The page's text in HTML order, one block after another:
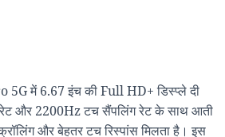
में 6.67 इंच की Full HD+ डिस्प्ले दी
और 2200Hz टच सैंपलिंग रेट के साथ आती
और बेहतर टच रिस्पांस मिलता है। इस